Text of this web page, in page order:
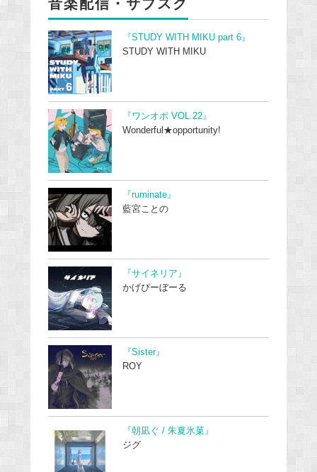
音楽配信・サブスク
『STUDY WITH MIKU part 6』
STUDY WITH MIKU
『ワンオポ VOL.22』
Wonderful★opportunity!
『ruminate』
藍宮ことの
『サイネリア』
かげぴーぼーる
『Sister』
ROY
『朝凪ぐ / 朱夏氷菓』
ジグ